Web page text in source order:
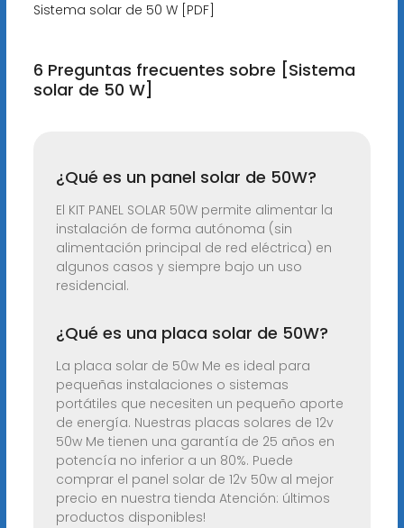
Sistema solar de 50 W [PDF]
6 Preguntas frecuentes sobre [Sistema
solar de 50 W]
¿Qué es un panel solar de 50W?
El KIT PANEL SOLAR 50W permite alimentar la
instalación de forma autónoma (sin
alimentación principal de red eléctrica) en
algunos casos y siempre bajo un uso
residencial.
¿Qué es una placa solar de 50W?
La placa solar de 50w Me es ideal para
pequeñas instalaciones o sistemas
portátiles que necesiten un pequeño aporte
de energía. Nuestras placas solares de 12v
50w Me tienen una garantía de 25 años en
potencía no inferior a un 80%. Puede
comprar el panel solar de 12v 50w al mejor
precio en nuestra tienda Atención: últimos
productos disponibles!